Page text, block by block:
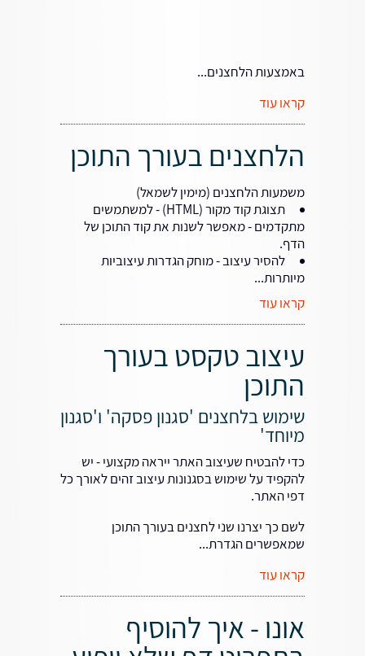
באמצעות הלחצנים...
קראו עוד
הלחצנים בעורך התוכן
משמעות הלחצנים (מימין לשמאל)
תצוגת קוד מקור (HTML) - למשתמשים
מתקדמים - מאפשר לשנות את קוד התוכן של
הדף.
להסיר עיצוב - מוחק הגדרות עיצוביות
מיותרות...
קראו עוד
עיצוב טקסט בעורך
התוכן
שימוש בלחצנים 'סגנון פסקה' ו'סגנון
מיוחד'
כדי להבטיח שעיצוב האתר ייראה מקצועי - יש
להקפיד על שימוש בסגנונות עיצוב זהים לאורך כל
דפי האתר.
לשם כך יצרנו שני לחצנים בעורך התוכן
שמאפשרים הגדרת...
קראו עוד
אונו - איך להוסיף